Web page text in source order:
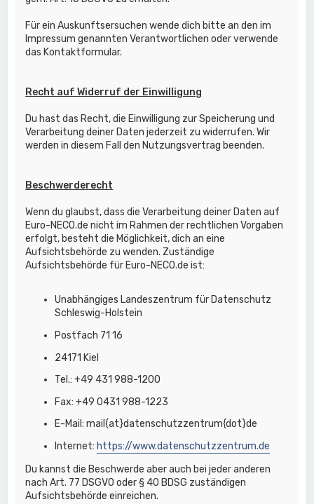
Für ein Auskunftsersuchen wende dich bitte an den im
Impressum genannten Verantwortlichen oder verwende
das Kontaktformular.
Recht auf Widerruf der Einwilligung
Du hast das Recht, die Einwilligung zur Speicherung und
Verarbeitung deiner Daten jederzeit zu widerrufen. Wir
werden in diesem Fall den Nutzungsvertrag beenden.
Beschwerderecht
Wenn du glaubst, dass die Verarbeitung deiner Daten auf
Euro-NECO.de nicht im Rahmen der rechtlichen Vorgaben
erfolgt, besteht die Möglichkeit, dich an eine
Aufsichtsbehörde zu wenden. Zuständige
Aufsichtsbehörde für Euro-NECO.de ist:
Unabhängiges Landeszentrum für Datenschutz
Schleswig-Holstein
Postfach 71 16
24171 Kiel
Tel.: +49 431 988-1200
Fax: +49 0431 988-1223
E-Mail: mail{at}datenschutzzentrum{dot}de
Internet: https://www.datenschutzzentrum.de
Du kannst die Beschwerde aber auch bei jeder anderen
nach Art. 77 DSGVO oder § 40 BDSG zuständigen
Aufsichtsbehörde einreichen.